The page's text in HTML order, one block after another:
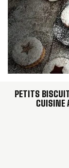
PETITS
CUISINE